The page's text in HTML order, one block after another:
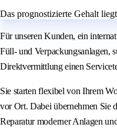
Das prognostizierte Gehalt
Für unseren Kunden, ein
Füll- und Verpackungsanlagen,
Direktvermittlung einen
Sie starten flexibel von Ihrem
vor Ort. Dabei übernehmen Sie
Reparatur moderner Anlagen